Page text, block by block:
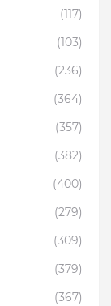
(117)
(103)
(236)
(364)
(357)
(382)
(400)
(279)
(309)
(379)
(367)